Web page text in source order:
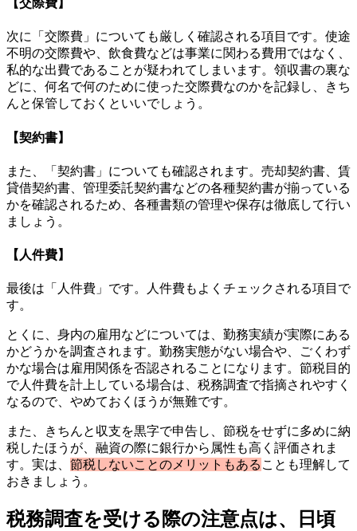
【交際費】
次に「交際費」についても厳しく確認される項目です。使途
不明の交際費や、飲食費などは事業に関わる費用ではなく、
私的な出費であることが疑われてしまいます。領収書の裏な
どに、何名で何のために使った交際費なのかを記録し、きち
んと保管しておくといいでしょう。
【契約書】
また、「契約書」についても確認されます。売却契約書、賃
貸借契約書、管理委託契約書などの各種契約書が揃っている
かを確認されるため、各種書類の管理や保存は徹底して行い
ましょう。
【人件費】
最後は「人件費」です。人件費もよくチェックされる項目で
す。
とくに、身内の雇用などについては、勤務実績が実際にある
かどうかを調査されます。勤務実態がない場合や、ごくわず
かな場合は雇用関係を否認されることになります。節税目的
で人件費を計上している場合は、税務調査で指摘されやすく
なるので、やめておくほうが無難です。
また、きちんと収支を黒字で申告し、節税をせずに多めに納
税したほうが、融資の際に銀行から属性も高く評価されま
す。実は、 節税しないことのメリットもある ことも理解して
おきましょう。
税務調査を受ける際の注意点は、日頃